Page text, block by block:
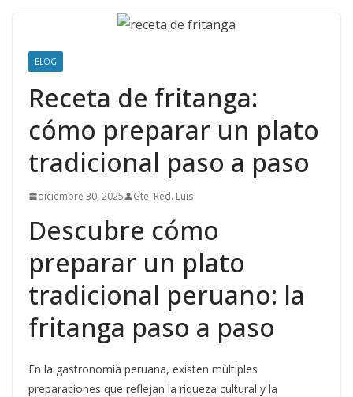
BLOG
Receta de fritanga:
cómo preparar un plato
tradicional paso a paso
diciembre 30, 2025 Gte. Red. Luis
Descubre cómo
preparar un plato
tradicional peruano: la
fritanga paso a paso
En la gastronomía peruana, existen múltiples
preparaciones que reflejan la riqueza cultural y la